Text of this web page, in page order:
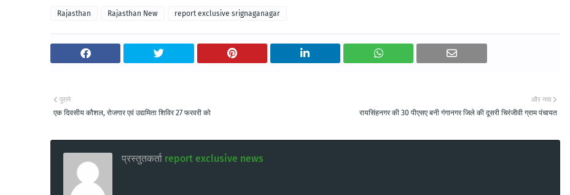
Rajasthan Rajasthan New report exclusive srignaganagar
और नया
रायसिंहनगर की 30 पीएसए बनी गंगानगर जिले की दूसरी चिरंजीवी ग्राम पंचायत
पुराने
एक दिवसीय कौशल, रोजगार एवं उद्यमिता शिविर 27 फरवरी को
प्रस्तुतकर्ता report exclusive news